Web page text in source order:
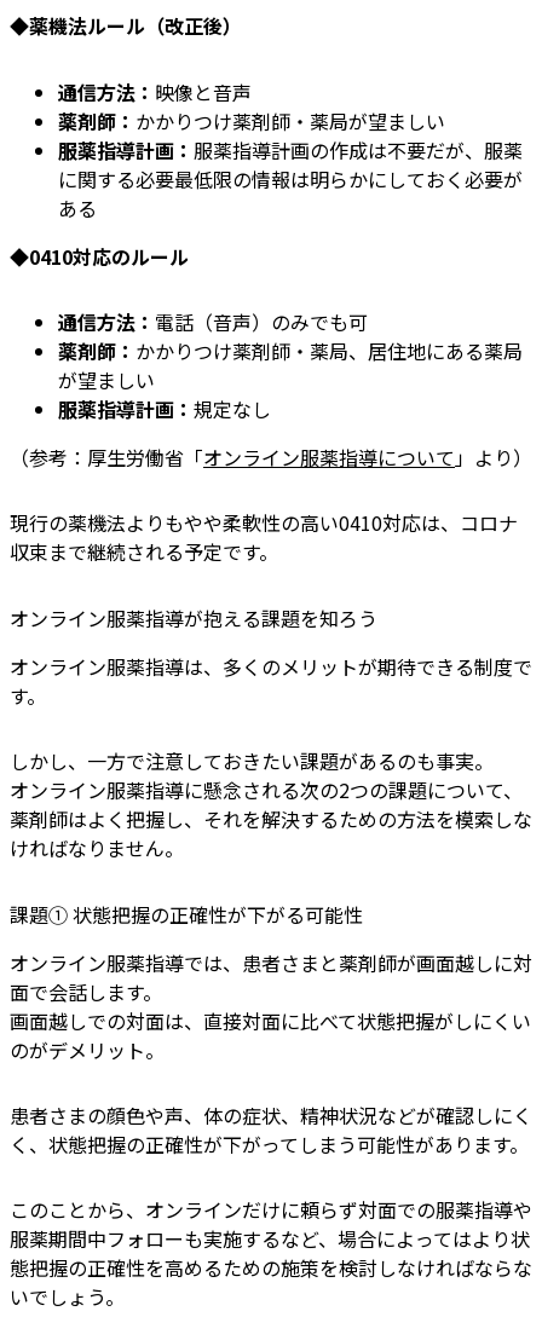
◆薬機法ルール（改正後）
通信方法： 映像と音声
薬剤師： かかりつけ薬剤師・薬局が望ましい
服薬指導計画： 服薬指導計画の作成は不要だが、服薬
に関する必要最低限の情報は明らかにしておく必要が
ある
◆0410対応のルール
通信方法： 電話（音声）のみでも可
薬剤師： かかりつけ薬剤師・薬局、居住地にある薬局
が望ましい
服薬指導計画： 規定なし
（参考：厚生労働省「オンライン服薬指導について」より）
現行の薬機法よりもやや柔軟性の高い0410対応は、コロナ
収束まで継続される予定です。
オンライン服薬指導が抱える課題を知ろう
オンライン服薬指導は、多くのメリットが期待できる制度で
す。
しかし、一方で注意しておきたい課題があるのも事実。
オンライン服薬指導に懸念される次の2つの課題について、
薬剤師はよく把握し、それを解決するための方法を模索しな
ければなりません。
課題① 状態把握の正確性が下がる可能性
オンライン服薬指導では、患者さまと薬剤師が画面越しに対
面で会話します。
画面越しでの対面は、直接対面に比べて状態把握がしにくい
のがデメリット。
患者さまの顔色や声、体の症状、精神状況などが確認しにく
く、状態把握の正確性が下がってしまう可能性があります。
このことから、オンラインだけに頼らず対面での服薬指導や
服薬期間中フォローも実施するなど、場合によってはより状
態把握の正確性を高めるための施策を検討しなければならな
いでしょう。